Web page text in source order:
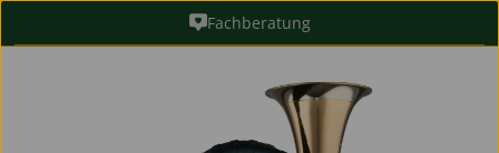
Zum Hauptinhalt springenFachberatung